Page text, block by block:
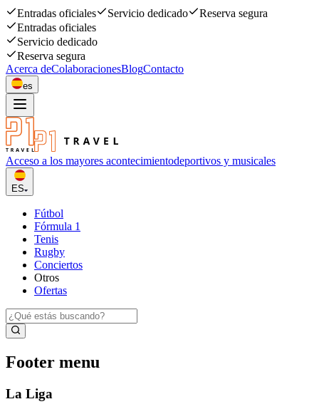
Entradas oficiales Servicio dedicado
Reserva segura
Entradas oficiales
Servicio dedicado
Reserva segura
Acerca deColaboracionesBlogContacto
es
Acceso a los mayores acontecimientodeportivos y musicales
ES
Fútbol
Fórmula 1
Tenis
Rugby
Conciertos
Otros
Ofertas
Footer menu
La Liga